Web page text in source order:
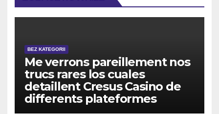
BEZ KATEGORII
Me verrons pareillement nos
trucs rares los cuales
detaillent Cresus Casino de
differents plateformes